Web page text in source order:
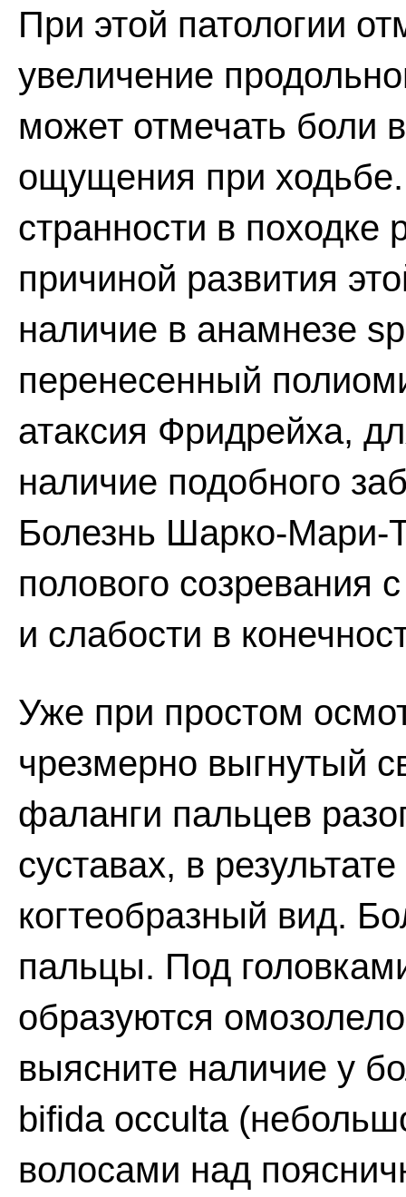
При этой патологии
увеличение
может отмечать боли
ощущения при ходьбе.
странности в походке
причиной развития
наличие в анамнезе
перенесенный
атаксия Фридрейха,
наличие подобного
Болезнь Шарко-Мари-
полового созревания
и слабости в
Уже при простом
чрезмерно выгнутый
фаланги пальцев
суставах, в
когтеобразный вид.
пальцы. Под
образуются
выясните наличие у
bifida occulta
волосами над